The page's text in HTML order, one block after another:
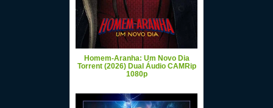
Homem-Aranha: Um Novo Dia
Torrent (2026) Dual Áudio CAMRip
1080p